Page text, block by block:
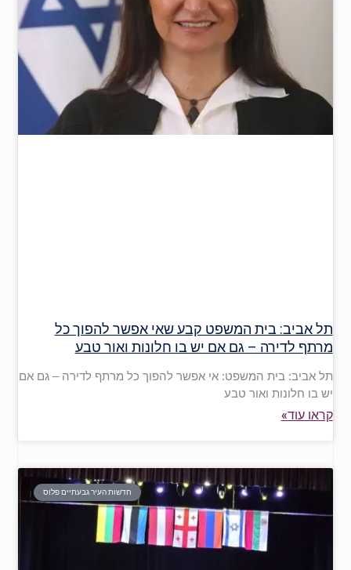
תל אביב: בית המשפט קבע שאי אפשר להפוך כל
מרתף לדירה – גם אם יש בו חלונות ואור טבע
תל אביב: בית המשפט: אי אפשר להפוך כל מרתף לדירה – גם אם
יש בו חלונות ואור טבע
קראו עוד»
חדשות העיר גבעתיים פלוס